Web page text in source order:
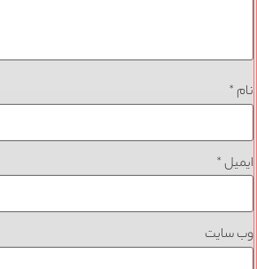
نام *
ایمیل*
وب‌ سایت